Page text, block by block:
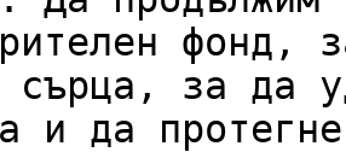
фонд,
сърца, за да
и да